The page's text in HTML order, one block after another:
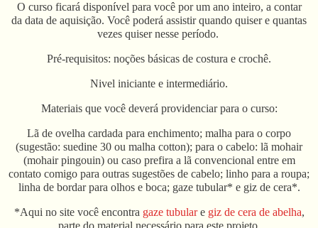
O curso ficará disponível para você por um ano inteiro, a contar
da data de aquisição. Você poderá assistir quando quiser e quantas
vezes quiser nesse período.
Pré-requisitos: noções básicas de costura e crochê.
Nivel iniciante e intermediário.
Materiais que você deverá providenciar para o curso:
Lã de ovelha cardada para enchimento; malha para o corpo
(sugestão: suedine 30 ou malha cotton); para o cabelo: lã mohair
(mohair pingouin) ou caso prefira a lã convencional entre em
contato comigo para outras sugestões de cabelo; linho para a roupa;
linha de bordar para olhos e boca; gaze tubular* e giz de cera*.
*Aqui no site você encontra gaze tubulare giz de cera de abelha,